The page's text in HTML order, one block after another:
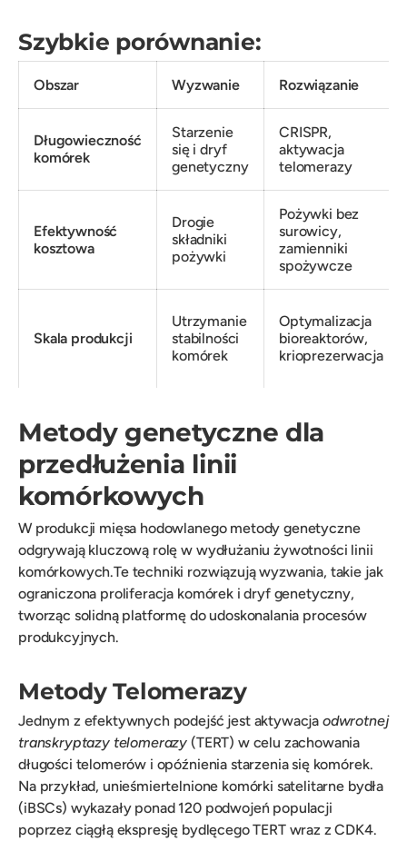
Szybkie porównanie:
Obszar Wyzwanie Rozwiązanie
Długowieczność
komórek
Starzenie
się i dryf
genetyczny
CRISPR,
aktywacja
telomerazy
Efektywność
kosztowa
Drogie
składniki
pożywki
Pożywki bez
surowicy,
zamienniki
spożywcze
Skala produkcji
Utrzymanie
stabilności
komórek
Optymalizacja
bioreaktorów,
krioprezerwacja
Metody genetyczne dla
przedłużenia linii
komórkowych
W produkcji mięsa hodowlanego metody genetyczne
odgrywają kluczową rolę w wydłużaniu żywotności linii
komórkowych.Te techniki rozwiązują wyzwania, takie jak
ograniczona proliferacja komórek i dryf genetyczny,
tworząc solidną platformę do udoskonalania procesów
produkcyjnych.
Metody Telomerazy
Jednym z efektywnych podejść jest aktywacja odwrotnej
transkryptazy telomerazy (TERT) w celu zachowania
długości telomerów i opóźnienia starzenia się komórek.
Na przykład, unieśmiertelnione komórki satelitarne bydła
(iBSCs) wykazały ponad 120 podwojeń populacji
poprzez ciągłą ekspresję bydlęcego TERT wraz z CDK4.